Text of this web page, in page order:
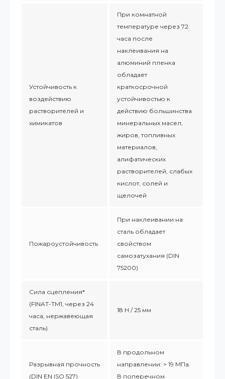
Устойчивость к
воздействию
растворителей и
химикатов
При комнатной
температуре через 72
часа после
наклеивания на
алюминий пленка
обладает
краткосрочной
устойчивостью к
действию большинства
минеральных масел,
жиров, топливных
материалов,
алифатических
растворителей, слабых
кислот, солей и
щелочей
Пожароустойчивость
При наклеивании на
сталь обладает
свойством
самозатухания (DIN
75200)
Сила сцепления*
(FINAT-TM1, через 24
часа, нержавеющая
сталь)
18 Н / 25 мм
Разрывная прочность
(DIN EN ISO 527)
В продольном
направлении: > 19 МПа.
В поперечном